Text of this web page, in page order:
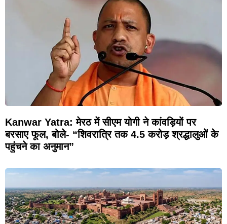
Kanwar Yatra: मेरठ में सीएम योगी ने कांवड़ियों पर
बरसाए फूल, बोले- “शिवरात्रि तक 4.5 करोड़ श्रद्धालुओं के
पहुंचने का अनुमान”